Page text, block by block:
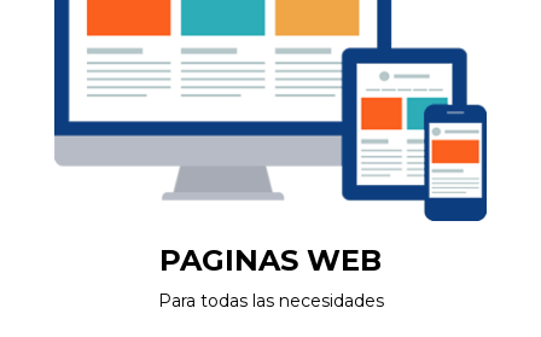
PAGINAS WEB
Para todas las necesidades